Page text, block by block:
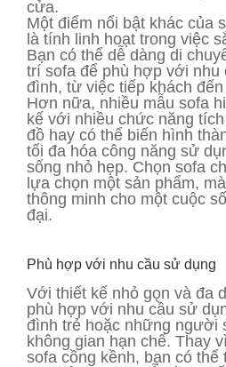
cửa.
Một điểm nổi bật khác của
là tính linh hoạt trong việc
Bạn có thể dễ dàng di
trí sofa để phù hợp với nhu
đình, từ việc tiếp khách
Hơn nữa, nhiều mẫu sofa
kế với nhiều chức năng
đồ hay có thể biến hình
tối đa hóa công năng sử
sống nhỏ hẹp. Chọn sofa
lựa chọn một sản phẩm,
thông minh cho một cuộc
đại.
Phù hợp với nhu cầu sử dụng
Với thiết kế nhỏ gọn và đa
phù hợp với nhu cầu sử
đình trẻ hoặc những người
không gian hạn chế. Thay
sofa cồng kềnh, bạn có thể